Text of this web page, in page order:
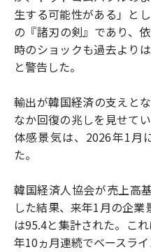
生する可能性がある」と
の『諸刃の剣』であり、
時のショックも過去より
と警告した。
輸出が韓国経済の支えと
なか回復の兆しを見せて
体感景気は、2026年1月
た。
韓国経済人協会が売上高
した結果、来年1月の企
は95.4と集計された。こ
年10ヵ月連続でベースラ